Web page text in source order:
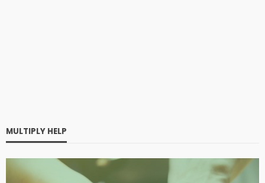
MULTIPLY HELP